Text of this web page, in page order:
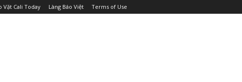
Vặt Cali Today Làng Báo Việt Terms of Use